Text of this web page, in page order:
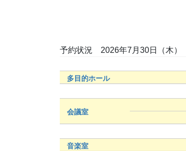
ビ
ゲ
ー
シ
ョ
ン
予約状況 2026年7月30日（木）
多目的ホール
会議室
音楽室